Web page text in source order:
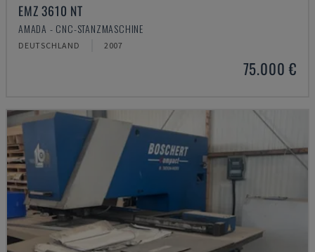
EMZ 3610 NT
AMADA - CNC-STANZMASCHINE
DEUTSCHLAND 2007
75.000 €